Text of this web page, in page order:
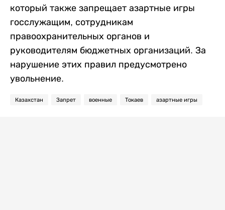
который также запрещает азартные игры
госслужащим, сотрудникам
правоохранительных органов и
руководителям бюджетных организаций. За
нарушение этих правил предусмотрено
увольнение.
Казахстан Запрет военные Токаев азартные игры